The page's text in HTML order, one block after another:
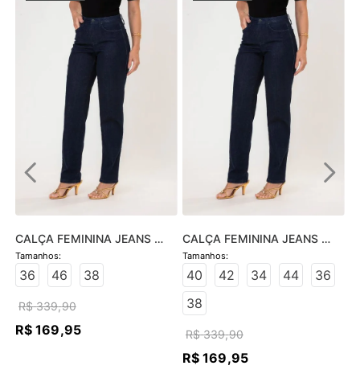
CALÇA FEMININA JEANS
HOT PANTS SKINNY - JEANS
ESCURO
36 46 38
R$ 339,90
R$ 169,95
CALÇA FEMININA JEANS
SOFIA SKINNY - JEANS
ESCURO
40 42 34 44
36
38
R$ 339,90
R$ 169,95